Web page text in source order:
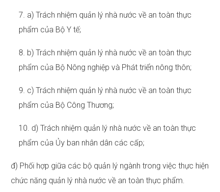
7. a) Trách nhiệm quản lý nhà nước về an toàn thực
phẩm của Bộ Y tế;
8. b) Trách nhiệm quản lý nhà nước về an toàn thực
phẩm của Bộ Nông nghiệp và Phát triển nông thôn;
9. c) Trách nhiệm quản lý nhà nước về an toàn thực
phẩm của Bộ Công Thương;
10. d) Trách nhiệm quản lý nhà nước về an toàn thực
phẩm của Ủy ban nhân dân các cấp;
đ) Phối hợp giữa các bộ quản lý ngành trong việc thực hiện
chức năng quản lý nhà nước về an toàn thực phẩm.